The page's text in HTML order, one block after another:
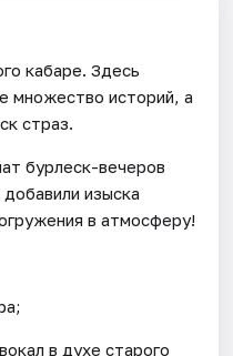
кабаре. Здесь
множество историй, а
страз.
бурлеск-вечеров
изыска
в атмосферу!
в духе старого